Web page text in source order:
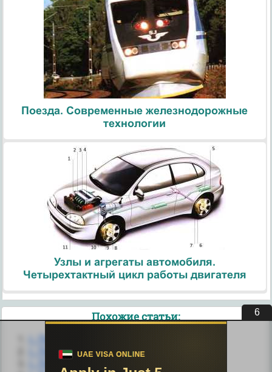
Поезда. Современные железнодорожные
технологии
Узлы и агрегаты автомобиля.
Четырехтактный цикл работы двигателя
Похожие статьи:
I. Подготовка к процедуре.
5